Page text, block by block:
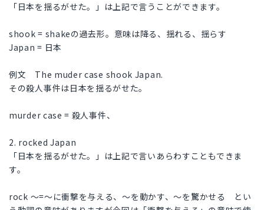
「日本を揺るがせた。」は上記で言うことができます。
shook = shakeの過去形。意味は降る、揺れる、揺らす
Japan = 日本
例文 The muder case shook Japan.
その殺人事件は日本を揺るがせた。
murder case = 殺人事件、
2. rocked Japan
「日本を揺るがせた。」は上記で言いあらわすこともできま
す。
rock ～=～に衝撃を与える、～を動かす、～を驚かせる とい